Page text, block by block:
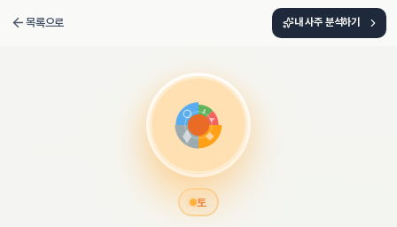
목록으로 내 사주 분석하기
토